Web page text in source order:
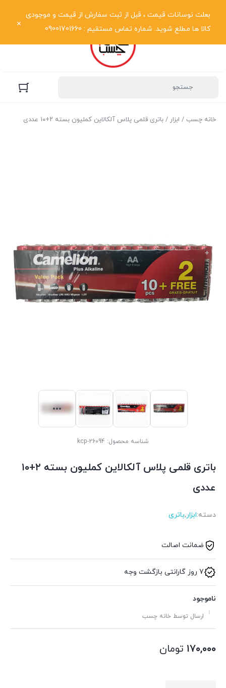
بعلت نوسانات قیمت ، قبل از ثبت سفارش از قیمت و موجودی
کالا ها مطلع شوید. شماره تماس مستقیم : 09001701660
خانه چسب / ابزار / باتری قلمی پلاس آلکالاین کملیون بسته ۲+۱۰ عددی
شناسه محصول: kcp-26094
باتری قلمی پلاس آلکالاین کملیون بسته ۲+۱۰
عددی
دسته:ابزار,باتری
ضمانت اصالت
7 روز گارانتی بازگشت وجه
ناموجود
ارسال توسط خانه چسب
۱۷۰,۰۰۰ تومان